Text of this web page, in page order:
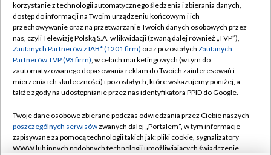
TVP
Abonament TVP
Emisja w TVP
Centrum informacji TVP
Naziemna Telewizja Cyfrowa
Rada Programowa
System NOS
Regulamin TVP
Polityka prywatności
Moje zgody
Pomoc
Kontakt
korzystanie z technologii automatycznego śledzenia i zbierania danych,
dostęp do informacji na Twoim urządzeniu końcowym i ich
przechowywanie oraz na przetwarzanie Twoich danych osobowych przez
nas, czyli Telewizję Polską S.A. w likwidacji (zwaną dalej również „TVP”),
Zaufanych Partnerów z IAB* (1201 firm) oraz pozostałych Zaufanych
Partnerów TVP (93 firm), w celach marketingowych (w tym do
zautomatyzowanego dopasowania reklam do Twoich zainteresowań i
mierzenia ich skuteczności) i pozostałych, które wskazujemy poniżej, a
także zgody na udostępnianie przez nas identyfikatora PPID do Google.
Twoje dane osobowe zbierane podczas odwiedzania przez Ciebie naszych
poszczególnych serwisówzwanych dalej „Portalem”, w tym informacje
zapisywane za pomocą technologii takich jak: pliki cookie, sygnalizatory
WWW lub innych podobnych technologii umożliwiających świadczenie